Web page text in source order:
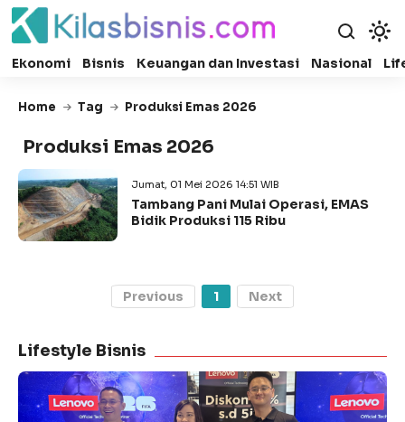
Ekonomi Bisnis Keuangan dan Investasi Nasional
Home Tag Produksi Emas 2026
Produksi Emas 2026
Jumat, 01 Mei 2026 14:51 WIB
Tambang Pani Mulai Operasi, EMAS
Bidik Produksi 115 Ribu
Previous 1 Next
Lifestyle Bisnis